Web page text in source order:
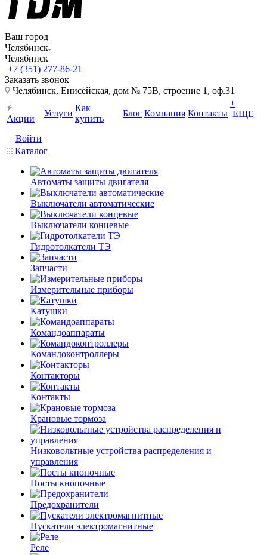
Ваш город
Челябинск
Челябинск
+7 (351) 277-86-21
Заказать звонок
Челябинск, Енисейская, дом № 75В, строение 1, оф.31
Акции
Услуги
Как
купить
Блог Компания Контакты
+
ЕЩЕ
Войти
Каталог
Автоматы защиты двигателя
Выключатели автоматические
Выключатели концевые
Гидротолкатели ТЭ
Запчасти
Измерительные приборы
Катушки
Командоаппараты
Командоконтроллеры
Контакторы
Контакты
Крановые тормоза
Низковольтные устройства распределения и
управления
Посты кнопочные
Предохранители
Пускатели электромагнитные
Реле